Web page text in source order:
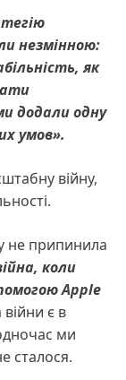
незмінною:
як
додали одну
умов».
війну,
не припинила
коли
Apple
є в
ми
сталося.